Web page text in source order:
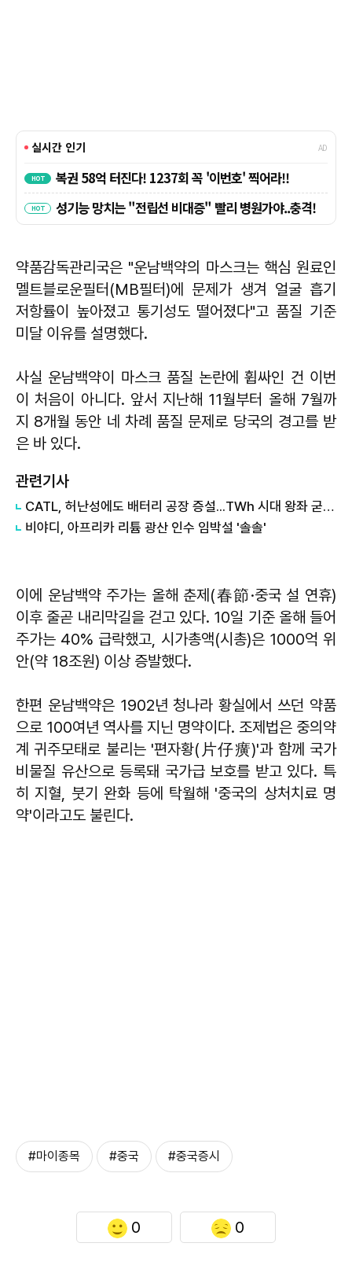
약품감독관리국은 "운남백약의 마스크는 핵심 원료인
멜트블로운필터(MB필터)에 문제가 생겨 얼굴 흡기
저항률이 높아졌고 통기성도 떨어졌다"고 품질 기준
미달 이유를 설명했다.
사실 운남백약이 마스크 품질 논란에 휩싸인 건 이번
이 처음이 아니다. 앞서 지난해 11월부터 올해 7월까
지 8개월 동안 네 차례 품질 문제로 당국의 경고를 받
은 바 있다.
관련기사
CATL, 허난성에도 배터리 공장 증설...TWh 시대 왕좌 굳히나
비야디, 아프리카 리튬 광산 인수 임박설 '솔솔'
이에 운남백약 주가는 올해 춘제(春節·중국 설 연휴)
이후 줄곧 내리막길을 걷고 있다. 10일 기준 올해 들어
주가는 40% 급락했고, 시가총액(시총)은 1000억 위
안(약 18조원) 이상 증발했다.
한편 운남백약은 1902년 청나라 황실에서 쓰던 약품
으로 100여년 역사를 지닌 명약이다. 조제법은 중의약
계 귀주모태로 불리는 '편자황(片仔癀)'과 함께 국가
비물질 유산으로 등록돼 국가급 보호를 받고 있다. 특
히 지혈, 붓기 완화 등에 탁월해 '중국의 상처치료 명
약'이라고도 불린다.
#마이종목 #중국 #중국증시
0 0